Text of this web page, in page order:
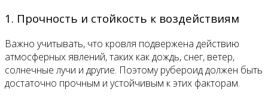
1. Прочность и стойкость к воздействиям
Важно учитывать, что кровля подвержена действию
атмосферных явлений, таких как дождь, снег, ветер,
солнечные лучи и другие. Поэтому рубероид должен быть
достаточно прочным и устойчивым к этих факторам.